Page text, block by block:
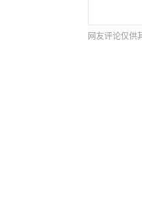
网友评论仅供